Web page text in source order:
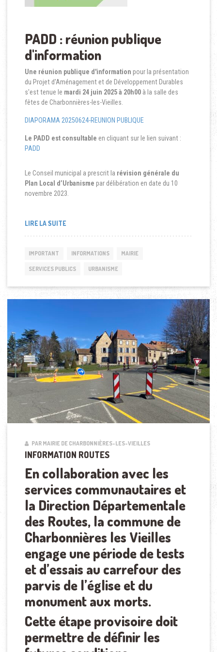
PADD : réunion publique
d'information
Une réunion publique d'information pour la présentation
du Projet d'Aménagement et de Développement Durables
s'est tenue le mardi 24 juin 2025 à 20h00à la salle des
fêtes de Charbonnières-les-Vieilles.
DIAPORAMA 20250624-REUNION PUBLIQUE
Le PADD est consultable en cliquant sur le lien suivant :
PADD
Le Conseil municipal a prescrit la révision générale du
Plan Local d’Urbanisme par délibération en date du 10
novembre 2023.
LIRE LA SUITE
IMPORTANT INFORMATIONS MAIRIE
SERVICES PUBLICS URBANISME
PAR MAIRIE DE CHARBONNIÈRES-LES-VIEILLES
INFORMATION ROUTES
En collaboration avec les
services communautaires et
la Direction Départementale
des Routes, la commune de
Charbonnières les Vieilles
engage une période de tests
et d’essais au carrefour des
parvis de l’église et du
monument aux morts.
Cette étape provisoire doit
permettre de définir les